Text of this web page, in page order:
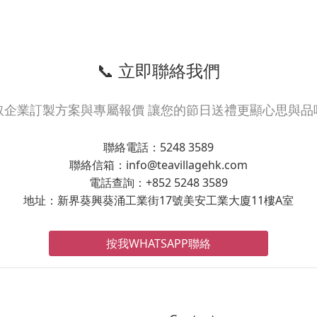
📞 立即聯絡我們
企業訂製方案與專屬報價 讓您的節日送禮更顯心思與品
聯絡電話：5248 3589
聯絡信箱：info@teavillagehk.com
電話查詢：+852 5248 3589
地址：新界葵興葵涌工業街17號美安工業大廈11樓A室
按我WHATSAPP聯絡